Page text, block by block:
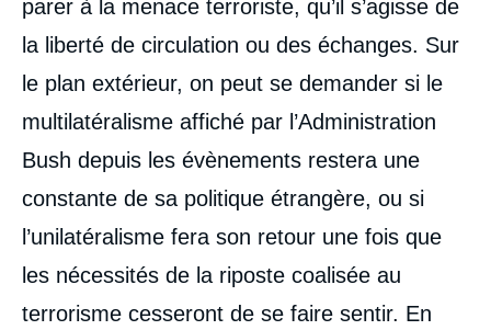
parer à la menace terroriste, qu’il s’agisse de
la liberté de circulation ou des échanges. Sur
le plan extérieur, on peut se demander si le
multilatéralisme affiché par l’Administration
Bush depuis les évènements restera une
constante de sa politique étrangère, ou si
l’unilatéralisme fera son retour une fois que
les nécessités de la riposte coalisée au
terrorisme cesseront de se faire sentir. En